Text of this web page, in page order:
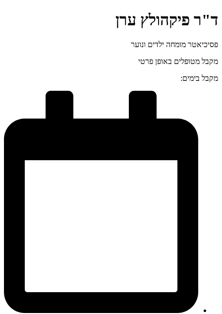
ד"ר פיקהולץ ערן
פסיכיאטר מומחה ילדים ונוער
מקבל מטופלים באופן פרטי
מקבל בימים: